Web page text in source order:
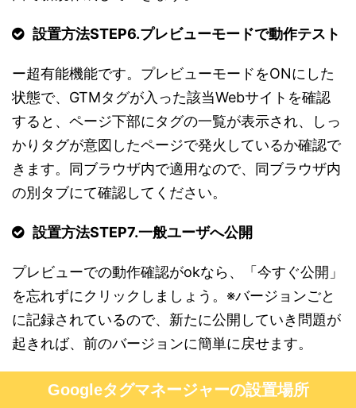
設置方法STEP6.プレビューモードで動作テスト
ー超有能機能です。プレビューモードをONにした
状態で、GTMタグが入った該当Webサイトを確認
すると、ページ下部にタグの一覧が表示され、しっ
かりタグが意図したページで発火しているか確認で
きます。同ブラウザ内で適用なので、同ブラウザ内
の別タブにて確認してください。
設置方法STEP7.一般ユーザへ公開
プレビューでの動作確認がokなら、「今すぐ公開」
を忘れずにクリックしましょう。※バージョンごと
に記録されているので、新たに公開していき問題が
起きれば、前のバージョンに簡単に戻せます。
Googleタグマネージャーの設置場所